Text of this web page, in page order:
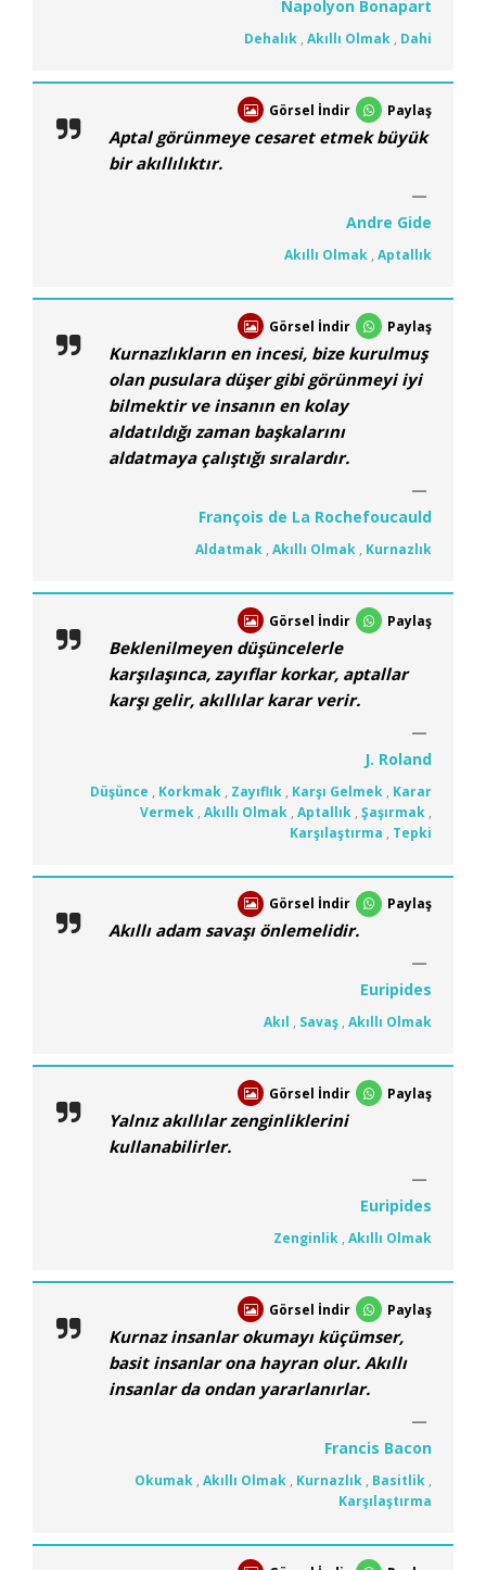
Napolyon Bonapart
Dehalık , Akıllı Olmak , Dahi
Görsel İndir Paylaş
Aptal görünmeye cesaret etmek büyük
bir akıllılıktır.
Andre Gide
Akıllı Olmak , Aptallık
Görsel İndir Paylaş
Kurnazlıkların en incesi, bize kurulmuş
olan pusulara düşer gibi görünmeyi iyi
bilmektir ve insanın en kolay
aldatıldığı zaman başkalarını
aldatmaya çalıştığı sıralardır.
François de La Rochefoucauld
Aldatmak , Akıllı Olmak , Kurnazlık
Görsel İndir Paylaş
Beklenilmeyen düşüncelerle
karşılaşınca, zayıflar korkar, aptallar
karşı gelir, akıllılar karar verir.
J. Roland
Düşünce , Korkmak , Zayıflık , Karşı Gelmek , Karar
Vermek , Akıllı Olmak , Aptallık , Şaşırmak ,
Karşılaştırma , Tepki
Görsel İndir Paylaş
Akıllı adam savaşı önlemelidir.
Euripides
Akıl , Savaş , Akıllı Olmak
Görsel İndir Paylaş
Yalnız akıllılar zenginliklerini
kullanabilirler.
Euripides
Zenginlik , Akıllı Olmak
Görsel İndir Paylaş
Kurnaz insanlar okumayı küçümser,
basit insanlar ona hayran olur. Akıllı
insanlar da ondan yararlanırlar.
Francis Bacon
Okumak , Akıllı Olmak , Kurnazlık , Basitlik ,
Karşılaştırma